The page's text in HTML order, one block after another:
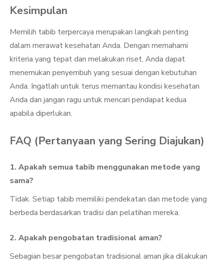
Kesimpulan
Memilih tabib terpercaya merupakan langkah penting
dalam merawat kesehatan Anda. Dengan memahami
kriteria yang tepat dan melakukan riset, Anda dapat
menemukan penyembuh yang sesuai dengan kebutuhan
Anda. Ingatlah untuk terus memantau kondisi kesehatan
Anda dan jangan ragu untuk mencari pendapat kedua
apabila diperlukan.
FAQ (Pertanyaan yang Sering Diajukan)
1. Apakah semua tabib menggunakan metode yang
sama?
Tidak. Setiap tabib memiliki pendekatan dan metode yang
berbeda berdasarkan tradisi dan pelatihan mereka.
2. Apakah pengobatan tradisional aman?
Sebagian besar pengobatan tradisional aman jika dilakukan